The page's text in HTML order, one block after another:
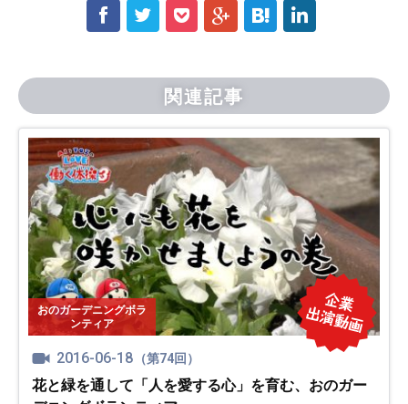
f t p g h l
関連記事
おのガーデニングボラ
ンティア
2016-06-18 （第74回）
花と緑を通して「人を愛する心」を育む、おのガー